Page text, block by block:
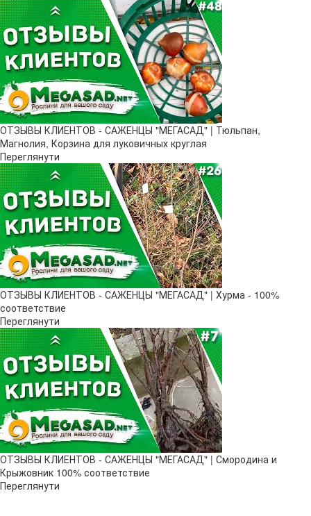
ОТЗЫВЫ КЛИЕНТОВ - САЖЕНЦЫ "МЕГАСАД" | Тюльпан,
Магнолия, Корзина для луковичных круглая
Переглянути
ОТЗЫВЫ КЛИЕНТОВ - САЖЕНЦЫ "МЕГАСАД" | Хурма - 100%
соответствие
Переглянути
ОТЗЫВЫ КЛИЕНТОВ - САЖЕНЦЫ "МЕГАСАД" | Смородина и
Крыжовник 100% соответствие
Переглянути